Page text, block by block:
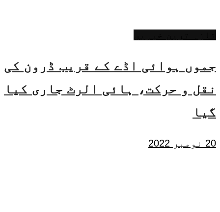
جموں ہوائی اڈے کے قریب ڈرون کی
نقل و حرکت، ہائی الرٹ جاری کیا
گیا
20 نومبر 2022